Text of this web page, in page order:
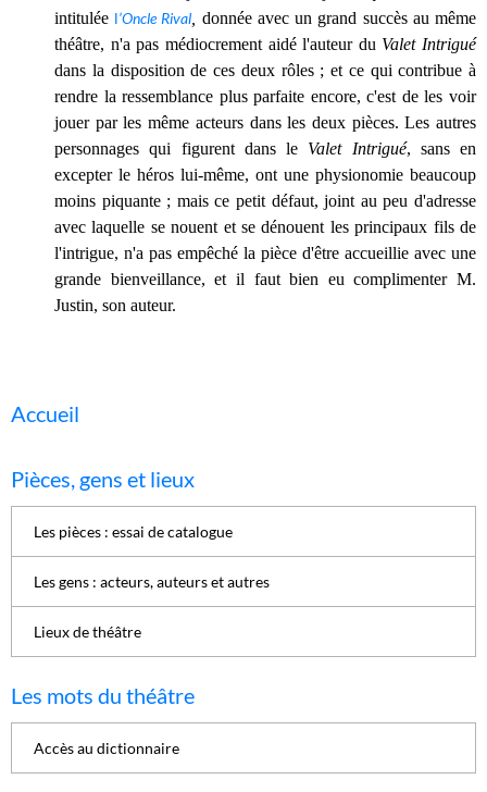
intitulée l’Oncle Rival donnée avec un grand succès au même
théâtre, n'a pas médiocrement aidé l'auteur du Valet Intrigué
dans la disposition de ces deux rôles ; et ce qui contribue à
rendre la ressemblance plus parfaite encore, c'est de les voir
jouer par les même acteurs dans les deux pièces. Les autres
personnages qui figurent dans le Valet Intrigué, sans en
excepter le héros lui-même, ont une physionomie beaucoup
moins piquante ; mais ce petit défaut, joint au peu d'adresse
avec laquelle se nouent et se dénouent les principaux fils de
l'intrigue, n'a pas empêché la pièce d'être accueillie avec une
grande bienveillance, et il faut bien eu complimenter M.
Justin, son auteur.
Accueil
Pièces, gens et lieux
Les pièces : essai de catalogue
Les gens : acteurs, auteurs et autres
Lieux de théâtre
Les mots du théâtre
Accès au dictionnaire